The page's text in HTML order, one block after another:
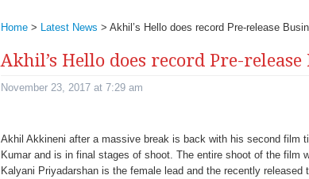
Home > Latest News > Akhil’s Hello does record Pre-release
Akhil’s Hello does record Pre-release
November 23, 2017 at 7:29 am
Akhil Akkineni after a massive break is back with his second film
Kumar and is in final stages of shoot. The entire shoot of the film
Kalyani Priyadarshan is the female lead and the recently